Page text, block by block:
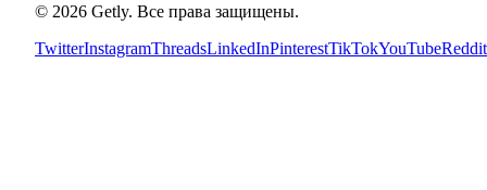
© 2026 Getly. Все права защищены.
TwitterInstagramThreadsLinkedInPinterestTikTokYouTubeReddit